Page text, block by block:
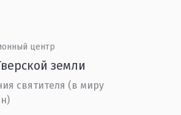
центр
земли
святителя (в миру